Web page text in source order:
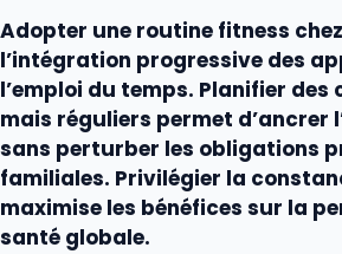
Adopter une routine fitness
l’intégration progressive des
l’emploi du temps. Planifier
mais réguliers permet d’ancrer
sans perturber les obligations
familiales. Privilégier la
maximise les bénéfices sur la
santé globale.